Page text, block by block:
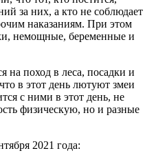
за них, а кто не соблюдает
наказаниям. При этом
немощные, беременные и
на поход в леса, посадки и
в этот день лютуют змеи
с ними в этот день, не
физическую, но и разные
2021 года: